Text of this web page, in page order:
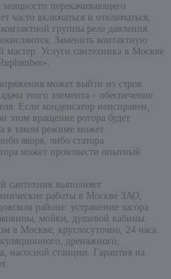
мощности перекачивающего
часто включаться и отключаться,
группы реле давления.
Заменить контактную
мастер. Услуги сантехника в Москве
может выйти из строя
этого элемента – обеспечение
Если конденсатор неисправен,
этом вращение ротора будет
в таком режиме может
якоря, либо статора
может произвести опытный
сантехник выполняет
работы в Москве ЗАО,
районе: устранение засора
мойки, душевой кабины.
в Москве, круглосуточно, 24 часа.
дренажного,
насосной станции. Гарантия на